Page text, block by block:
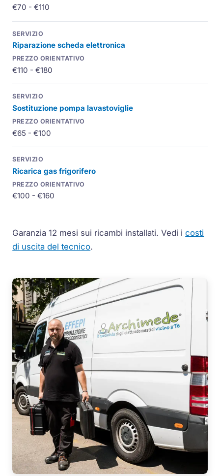
€70 - €110
Riparazione scheda elettronica
€110 - €180
Sostituzione pompa lavastoviglie
€65 - €100
Ricarica gas frigorifero
€100 - €160
Garanzia 12 mesi sui ricambi installati. Vedi icosti
di uscita del tecnico.